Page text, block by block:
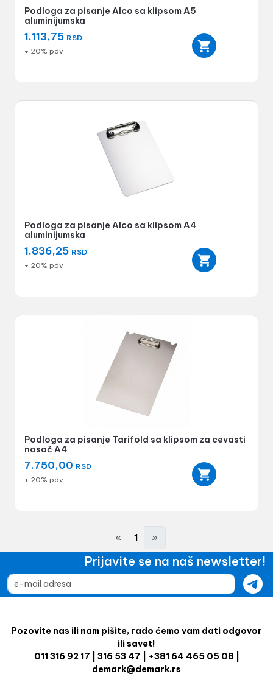
Podloga za pisanje Alco sa klipsom A5
aluminijumska
1.113,75 RSD
+ 20% pdv
Podloga za pisanje Alco sa klipsom A4
aluminijumska
1.836,25 RSD
+ 20% pdv
Podloga za pisanje Tarifold sa klipsom za cevasti
nosač A4
7.750,00 RSD
+ 20% pdv
« 1 »
Prijavite se na naš newsletter!
Pozovite nas ili nam pišite, rado ćemo vam dati odgovor
ili savet!
011 316 92 17 | 316 53 47 | +381 64 465 05 08 |
demark@demark.rs